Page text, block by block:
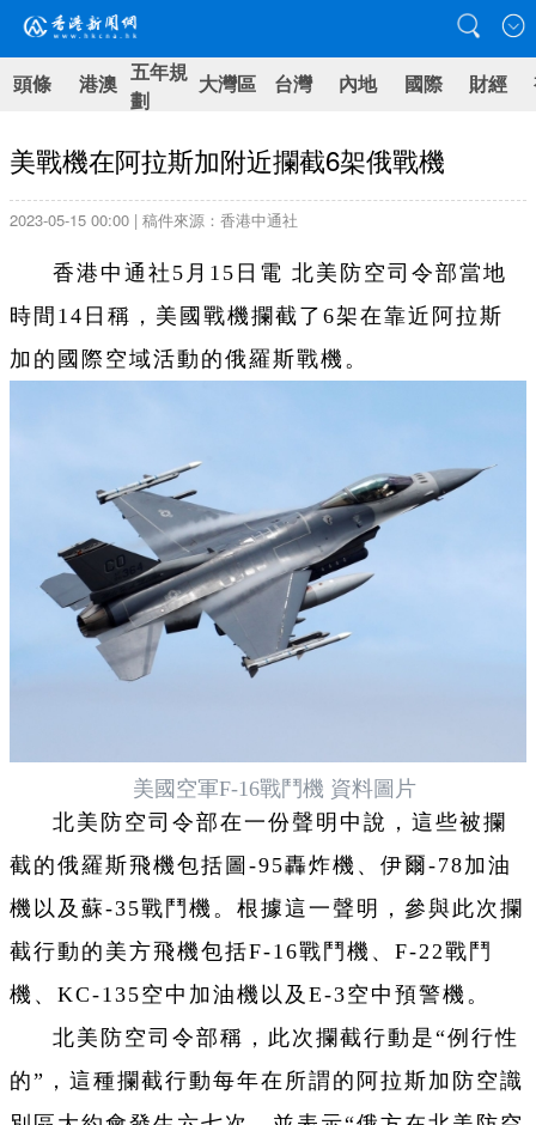
頭條 港澳 五年規
劃
大灣區 台灣 內地 國際 財經
美戰機在阿拉斯加附近攔截6架俄戰機
2023-05-15 00:00 | 稿件來源：香港中通社
香港中通社5月15日電 北美防空司令部當地
時間14日稱，美國戰機攔截了6架在靠近阿拉斯
加的國際空域活動的俄羅斯戰機。
美國空軍F-16戰鬥機 資料圖片
北美防空司令部在一份聲明中說，這些被攔
截的俄羅斯飛機包括圖-95轟炸機、伊爾-78加油
機以及蘇-35戰鬥機。根據這一聲明，參與此次攔
截行動的美方飛機包括F-16戰鬥機、F-22戰鬥
機、KC-135空中加油機以及E-3空中預警機。
北美防空司令部稱，此次攔截行動是“例行性
的”，這種攔截行動每年在所謂的阿拉斯加防空識